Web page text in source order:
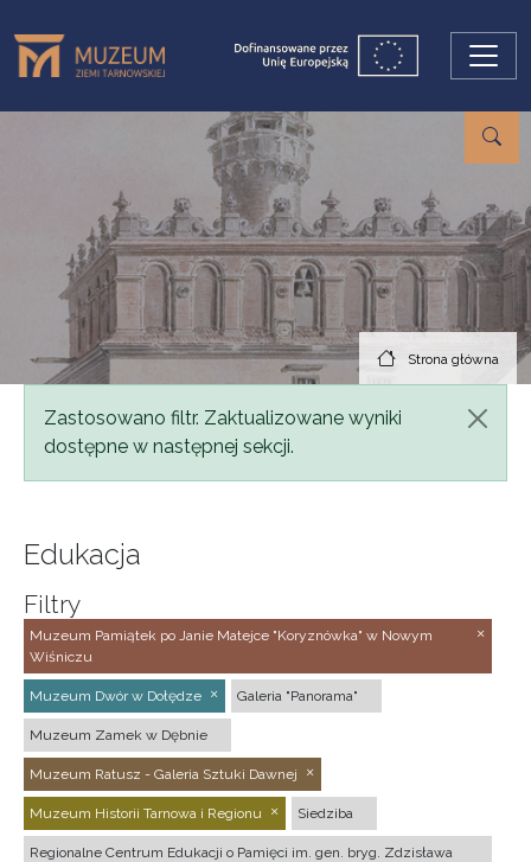
Strona główna
Komunikat
Zastosowano filtr. Zaktualizowane wyniki
dostępne w następnej sekcji.
Edukacja
Filtry
Muzeum Pamiątek po Janie Matejce "Koryznówka" w Nowym
Wiśniczu
Muzeum Dwór w Dołędze Galeria "Panorama"
Muzeum Zamek w Dębnie
Muzeum Ratusz - Galeria Sztuki Dawnej
Muzeum Historii Tarnowa i Regionu Siedziba
Regionalne Centrum Edukacji o Pamięci im. gen. bryg. Zdzisława